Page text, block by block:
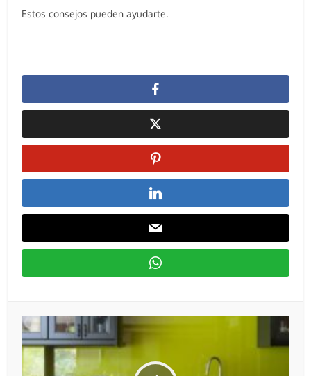
Estos consejos pueden ayudarte.